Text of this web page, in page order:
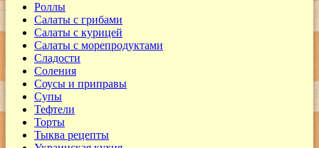
Роллы
Салаты с грибами
Салаты с курицей
Салаты с морепродуктами
Сладости
Соления
Соусы и приправы
Супы
Тефтели
Торты
Тыква рецепты